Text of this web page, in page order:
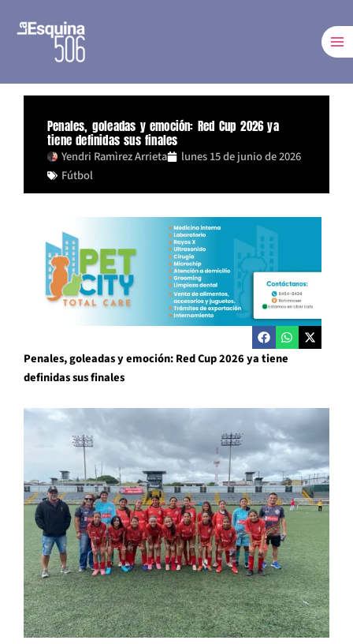
Penales, goleadas y emoción: Red Cup 2026 ya
tiene definidas sus finales
Yendri Ramìrez Arrieta
lunes 15 de junio de 2026
Fútbol
Penales, goleadas y emoción: Red Cup 2026 ya tiene
definidas sus finales